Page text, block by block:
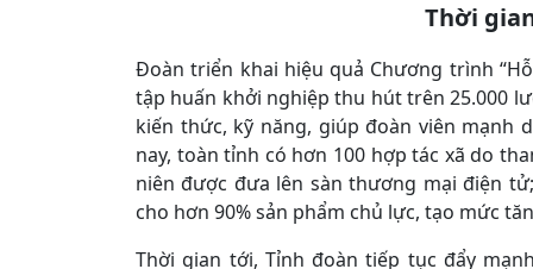
Thời
Đoàn triển khai hiệu quả Chương trình
tập huấn khởi nghiệp thu hút trên 25.000
kiến thức, kỹ năng, giúp đoàn viên mạnh
nay, toàn tỉnh có hơn 100 hợp tác xã do
niên được đưa lên sàn thương mại điện
cho hơn 90% sản phẩm chủ lực, tạo mức
Thời gian tới, Tỉnh đoàn tiếp tục đẩy